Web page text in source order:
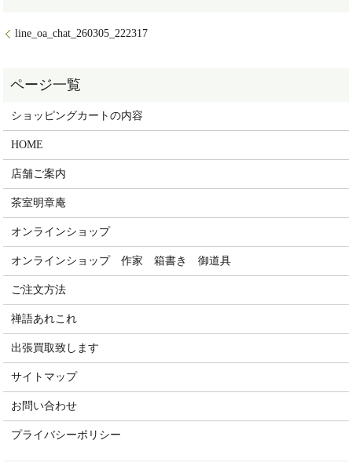
line_oa_chat_260305_222317
ショッピングカートの内容
HOME
店舗ご案内
茶室明章庵
オンラインショップ
オンラインショップ 作家 箱書き 御道具
ご注文方法
禅語あれこれ
出張買取致します
サイトマップ
お問い合わせ
プライバシーポリシー